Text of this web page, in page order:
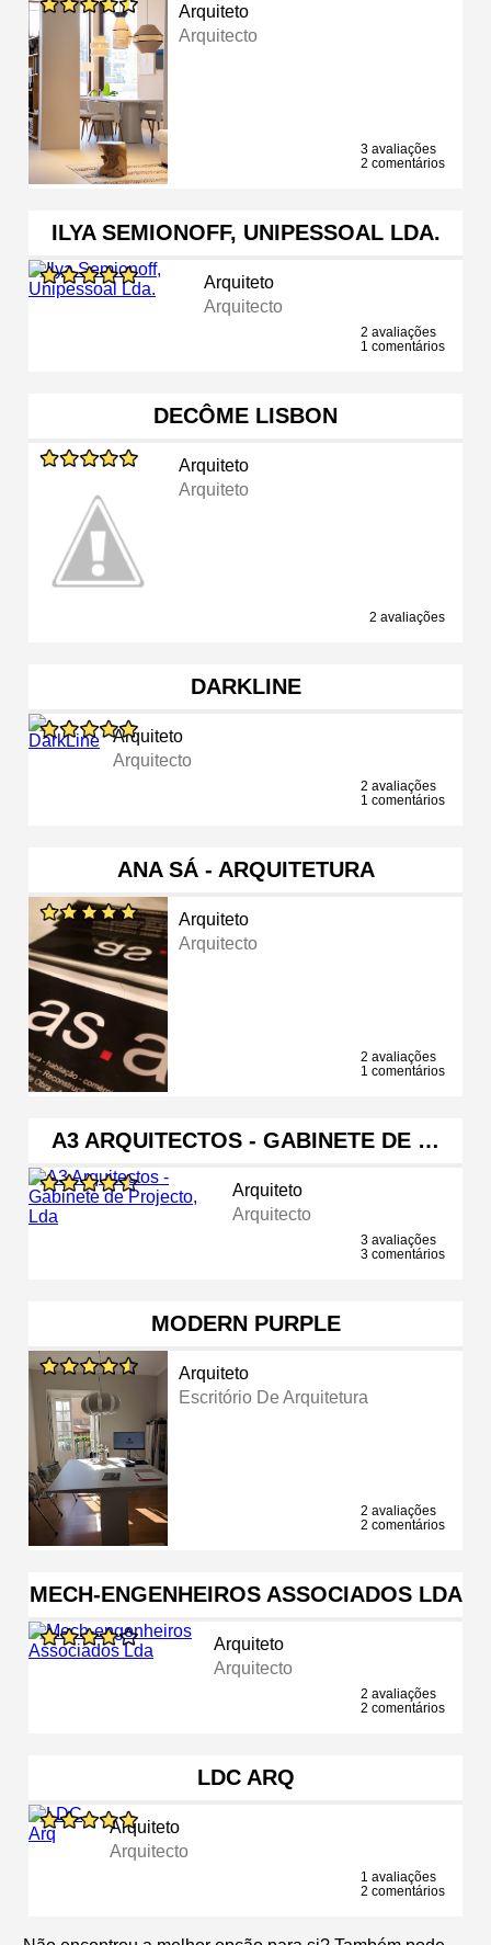
Arquiteto
Arquitecto
3 avaliações
2 comentários
ILYA SEMIONOFF, UNIPESSOAL LDA.
Arquiteto
Arquitecto
2 avaliações
1 comentários
DECÔME LISBON
Arquiteto
Arquiteto
2 avaliações
DARKLINE
Arquiteto
Arquitecto
2 avaliações
1 comentários
ANA SÁ - ARQUITETURA
Arquiteto
Arquitecto
2 avaliações
1 comentários
A3 ARQUITECTOS - GABINETE DE …
Arquiteto
Arquitecto
3 avaliações
3 comentários
MODERN PURPLE
Arquiteto
Escritório De Arquitetura
2 avaliações
2 comentários
MECH-ENGENHEIROS ASSOCIADOS LDA
Arquiteto
Arquitecto
2 avaliações
2 comentários
LDC ARQ
Arquiteto
Arquitecto
1 avaliações
2 comentários